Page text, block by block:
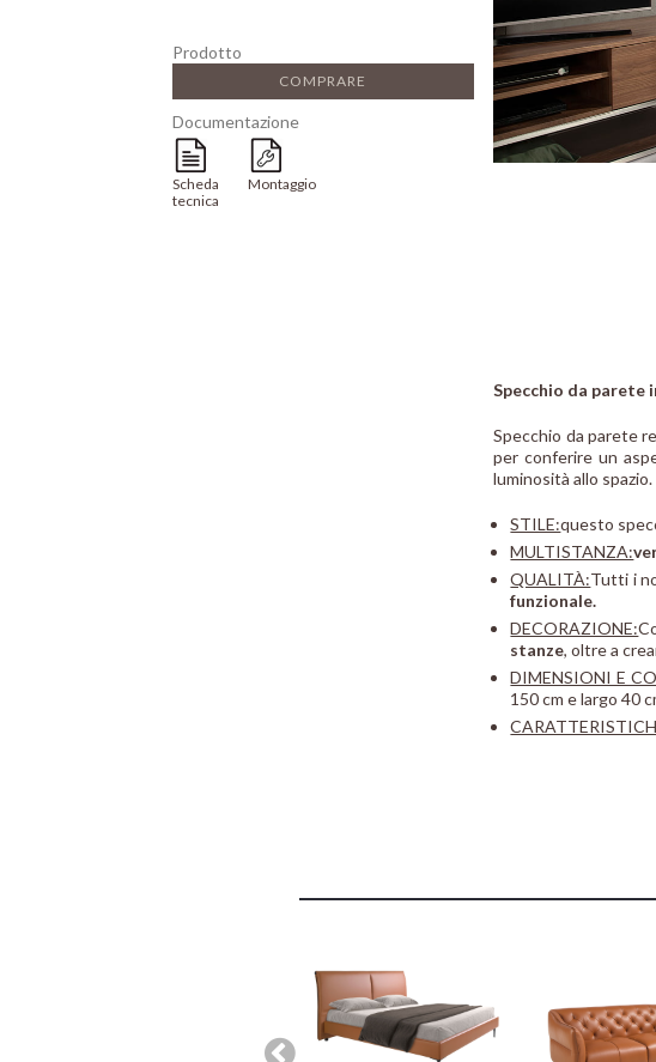
Prodotto
COMPRARE
Documentazione
Scheda
tecnica
Montaggio
Specchio da parete
Specchio da parete
per conferire un
luminosità allo spazio.
STILE:questo
MULTISTANZA:
QUALITÀ:Tutti i
funzionale.
DECORAZIONE:
stanze, oltre a
DIMENSIONI E
150 cm e largo 40